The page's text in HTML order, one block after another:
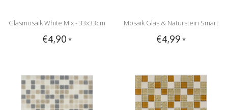
Glasmosaik White Mix - 33x33cm
€4,90 *
Mosaik Glas & Naturstein Smart
White - Selbstklebend - 30 cm x 30
€4,99 *